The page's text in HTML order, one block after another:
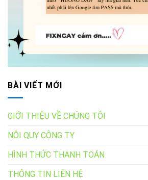
BÀI VIẾT MỚI
GIỚI THIỆU VỀ CHÚNG TÔI
NỘI QUY CÔNG TY
HÌNH THỨC THANH TOÁN
THÔNG TIN LIÊN HỆ